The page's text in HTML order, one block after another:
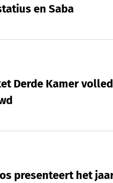
en Saba
Derde Kamer
presenteert het